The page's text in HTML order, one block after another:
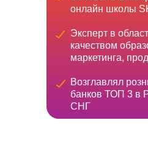
онлайн школы
Эксперт в
качеством
маркетинга,
Возглавлял
банков ТОП 3 в
СНГ